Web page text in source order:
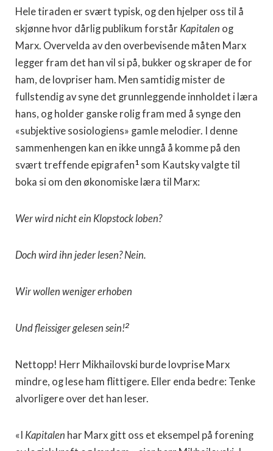
Hele tiraden er svært typisk, og den hjelper oss til å
skjønne hvor dårlig publikum forstår Kapitalen og
Marx. Overvelda av den overbevisende måten Marx
legger fram det han vil si på, bukker og skraper de for
ham, de lovpriser ham. Men samtidig mister de
fullstendig av syne det grunnleggende innholdet i læra
hans, og holder ganske rolig fram med å synge den
«subjektive sosiologiens» gamle melodier. I denne
sammenhengen kan en ikke unngå å komme på den
svært treffende epigrafen1 som Kautsky valgte til
boka si om den økonomiske læra til Marx:
Wer wird nicht ein Klopstock loben?
Doch wird ihn jeder lesen? Nein.
Wir wollen weniger erhoben
Und fleissiger gelesen sein!2
Nettopp! Herr Mikhailovski burde lovprise Marx
mindre, og lese ham flittigere. Eller enda bedre: Tenke
alvorligere over det han leser.
«I Kapitalen har Marx gitt oss et eksempel på forening